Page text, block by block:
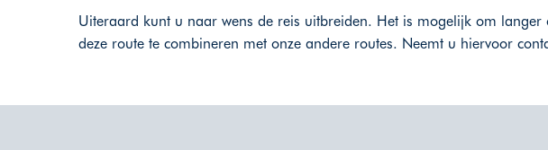
Uiteraard kunt u naar wens de reis uitbreiden. Het is mogelijk om langer
deze route te combineren met onze andere routes. Neemt u hiervoor